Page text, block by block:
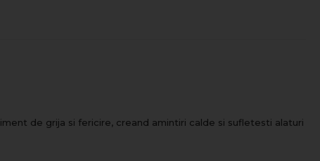
de grija si fericire, creand amintiri calde si sufletesti alaturi